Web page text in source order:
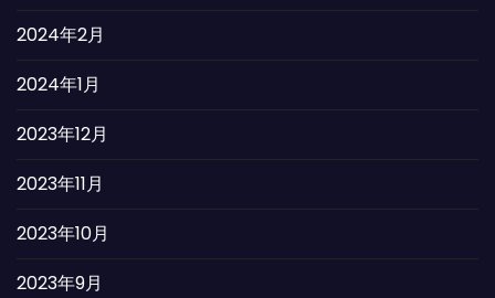
2024年2月
2024年1月
2023年12月
2023年11月
2023年10月
2023年9月